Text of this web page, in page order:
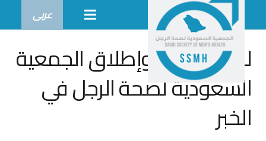
عربى
لقاء تدشين وإطلاق الجمعية
السعودية لصحة الرجل في
الخبر